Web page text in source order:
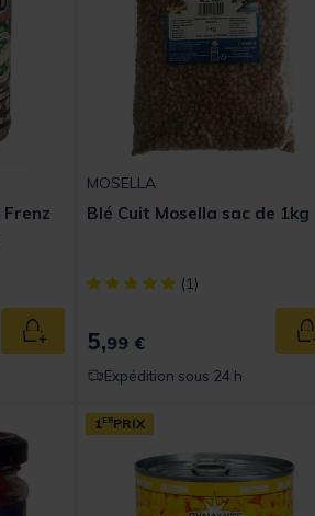
Ajouter au panier
MOSELLA
Blé Cuit Mosella sac de 1kg
[object Object] out of 5
(1)
5,99 €
Expédition sous 24 h
1 ERPRIX